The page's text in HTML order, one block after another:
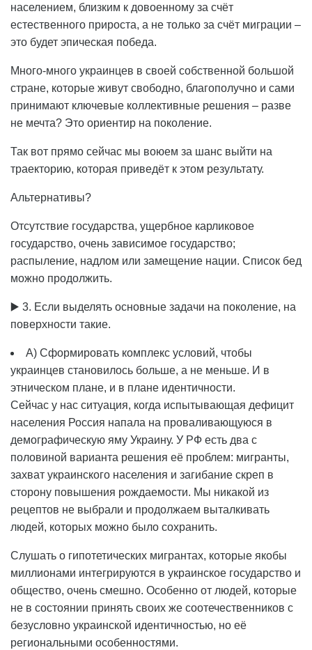
населением, близким к довоенному за счёт
естественного прироста, а не только за счёт миграции –
это будет эпическая победа.
Много-много украинцев в своей собственной большой
стране, которые живут свободно, благополучно и сами
принимают ключевые коллективные решения – разве
не мечта? Это ориентир на поколение.
Так вот прямо сейчас мы воюем за шанс выйти на
траекторию, которая приведёт к этом результату.
Альтернативы?
Отсутствие государства, ущербное карликовое
государство, очень зависимое государство;
распыление, надлом или замещение нации. Список бед
можно продолжить.
▶️ 3. Если выделять основные задачи на поколение, на
поверхности такие.
А) Сформировать комплекс условий, чтобы
украинцев становилось больше, а не меньше. И в
этническом плане, и в плане идентичности.
Сейчас у нас ситуация, когда испытывающая дефицит
населения Россия напала на проваливающуюся в
демографическую яму Украину. У РФ есть два с
половиной варианта решения её проблем: мигранты,
захват украинского населения и загибание скреп в
сторону повышения рождаемости. Мы никакой из
рецептов не выбрали и продолжаем выталкивать
людей, которых можно было сохранить.
Слушать о гипотетических мигрантах, которые якобы
миллионами интегрируются в украинское государство и
общество, очень смешно. Особенно от людей, которые
не в состоянии принять своих же соотечественников с
безусловно украинской идентичностью, но её
региональными особенностями.